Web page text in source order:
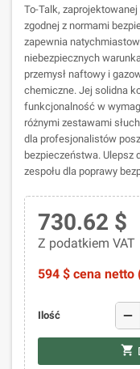
To-Talk,
zgodnej z normami
zapewnia
niebezpiecznych
przemysł naftowy i
chemiczne. Jej solidna
funkcjonalność w
różnymi zestawami
dla profesjonalistów
bezpieczeństwa. Ulepsz
zespołu dla poprawy
730.62 $
Z podatkiem VAT
594 $ cena netto
Ilość remove
shopping_cart